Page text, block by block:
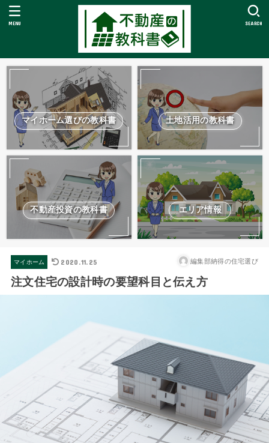
SEARCH
MENU
マイホーム選びの教科書 土地活用の教科書
不動産投資の教科書 エリア情報
マイホーム 2020.11.25 編集部納得の住宅選び
注文住宅の設計時の要望科目と伝え方